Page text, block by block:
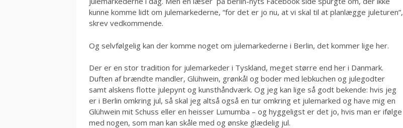
kunne komme lidt om julemarkederne, “for det er jo nu, at vi skal til at planlægge juleturen”,
skrev vedkommende.
Og selvfølgelig kan der komme noget om julemarkederne i Berlin, det kommer lige her.
Der er en stor tradition for julemarkeder i Tyskland, meget større end her i Danmark.
Duften af brændte mandler, Glühwein, grønkål og boder med lebkuchen og julegodter
samt alskens flotte julepynt og kunsthåndværk. Og jeg kan lige så godt bekende: hvis jeg
er i Berlin omkring jul, så skal jeg altså også en tur omkring et julemarked og have mig en
Glühwein mit Schuss eller en heisser Lumumba – og hyggeligst er det jo, hvis man er ifølge
med nogen, som man kan skåle med og ønske glædelig jul.